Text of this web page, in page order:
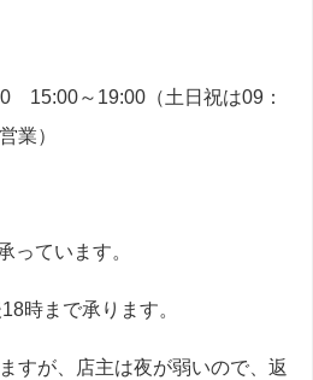
15:00～19:00（土日祝は09：
業）
っています。
時まで承ります。
すが、店主は夜が弱いので、返